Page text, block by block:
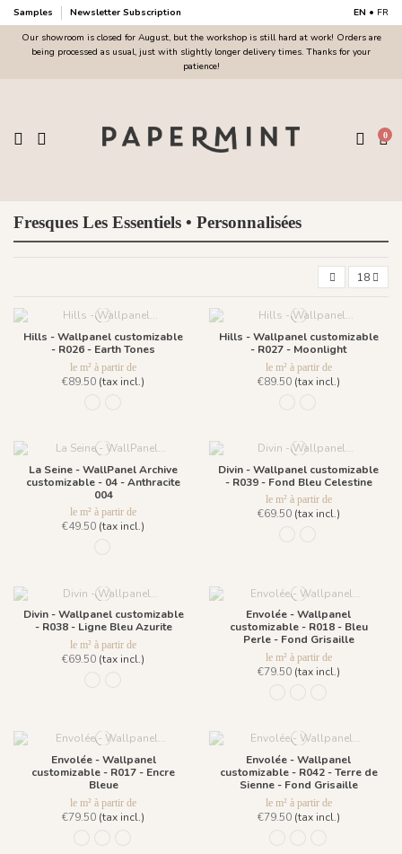
Samples Newsletter Subscription EN • FR
Our showroom is closed for August, but the workshop is still hard at work! Orders are
being processed as usual, just with slightly longer delivery times. Thanks for your
patience!
0
Fresques Les Essentiels • Personnalisées
18
Hills - Wallpanel customizable
- R026 - Earth Tones
le m² à partir de
€89.50 (tax incl.)
Hills - Wallpanel customizable
- R027 - Moonlight
le m² à partir de
€89.50(tax incl.)
La Seine - WallPanel Archive
customizable - 04 - Anthracite
004
le m² à partir de
€49.50 (tax incl.)
Divin - Wallpanel customizable
- R039 - Fond Bleu Celestine
le m² à partir de
€69.50(tax incl.)
Divin - Wallpanel customizable
- R038 - Ligne Bleu Azurite
le m² à partir de
€69.50 (tax incl.)
Envolée - Wallpanel
customizable - R018 - Bleu
Perle - Fond Grisaille
le m² à partir de
€79.50(tax incl.)
Envolée - Wallpanel
customizable - R017 - Encre
Bleue
le m² à partir de
€79.50 (tax incl.)
Envolée - Wallpanel
customizable - R042 - Terre de
Sienne - Fond Grisaille
le m² à partir de
€79.50(tax incl.)